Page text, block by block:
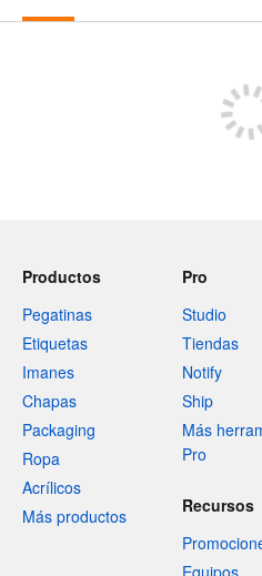
Productos
Pegatinas
Etiquetas
Imanes
Chapas
Packaging
Ropa
Acrílicos
Más productos
Pro
Studio
Tiendas
Notify
Ship
Más
Pro
Recursos
Equipos